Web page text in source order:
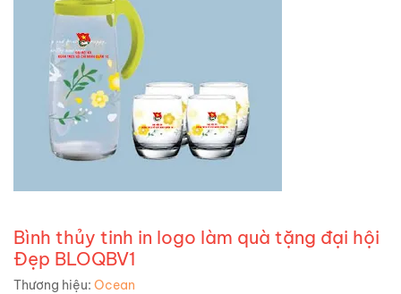
Bình thủy tinh in logo làm quà tặng đại hội
Đẹp BLOQBV1
Thương hiệu: Ocean